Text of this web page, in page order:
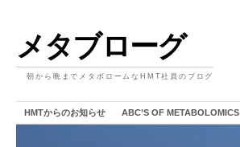
メタブローグ
朝から晩までメタボロームなHMT社員のブログ
HMTからのお知らせ ABC’S OF METABOLOMICS